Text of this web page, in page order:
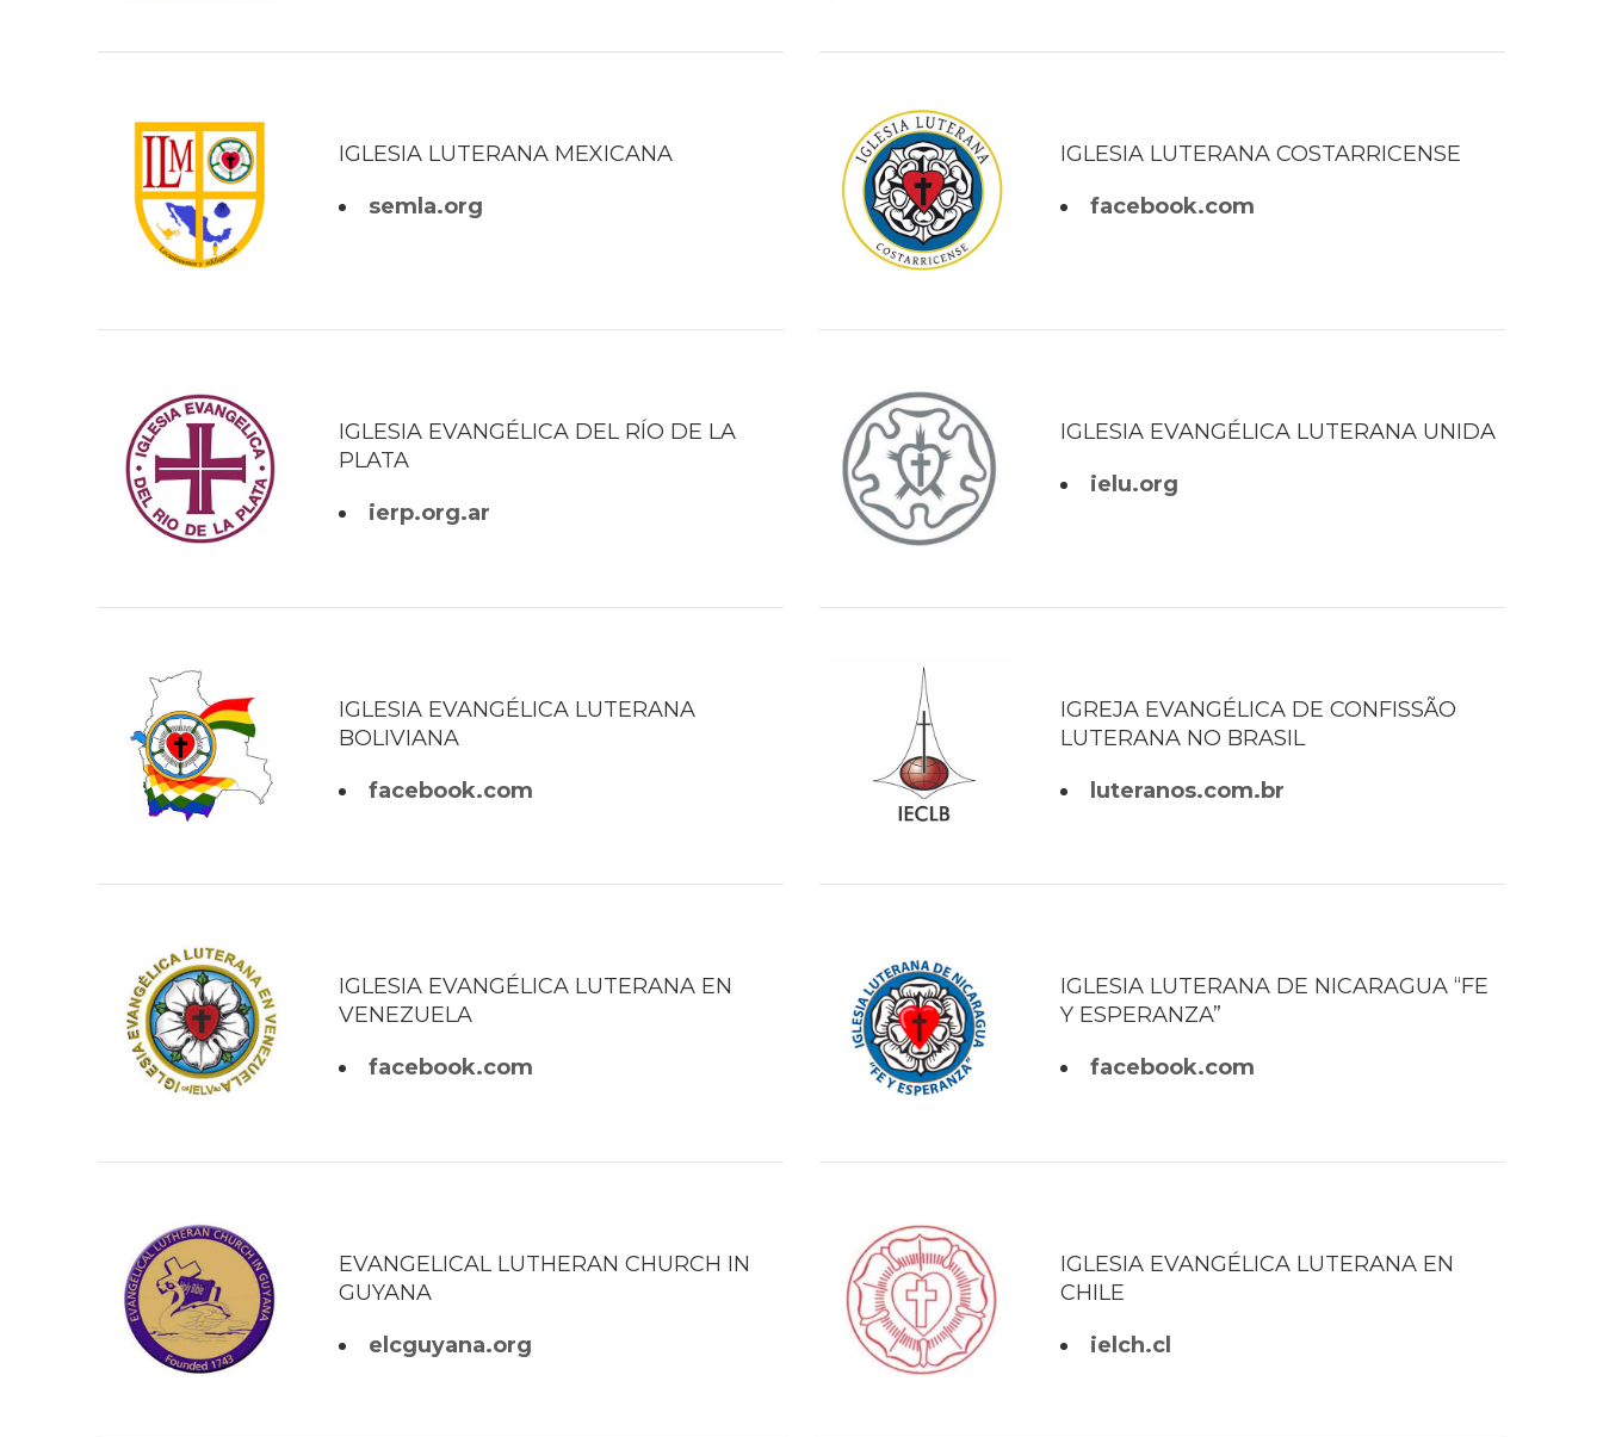
IGLESIA LUTERANA MEXICANA
semla.org
IGLESIA LUTERANA COSTARRICENSE
facebook.com
IGLESIA EVANGÉLICA DEL RÍO DE LA
PLATA
ierp.org.ar
IGLESIA EVANGÉLICA LUTERANA UNIDA
ielu.org
IGLESIA EVANGÉLICA LUTERANA
BOLIVIANA
facebook.com
IGREJA EVANGÉLICA DE CONFISSÃO
LUTERANA NO BRASIL
luteranos.com.br
IGLESIA EVANGÉLICA LUTERANA EN
VENEZUELA
facebook.com
IGLESIA LUTERANA DE NICARAGUA “FE
Y ESPERANZA”
facebook.com
EVANGELICAL LUTHERAN CHURCH IN
GUYANA
elcguyana.org
IGLESIA EVANGÉLICA LUTERANA EN
CHILE
ielch.cl